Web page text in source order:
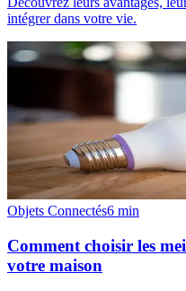
intégrer dans votre vie.
Objets Connectés6 min
Comment choisir les
votre maison